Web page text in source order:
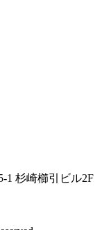
1 杉崎櫛引ビル2F